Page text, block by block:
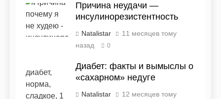
Причина неудачи —
инсулинорезистентность
Natalistar
11 месяцев тому
назад
0
Диабет: факты и вымыслы о
«сахарном» недуге
Natalistar
12 месяцев тому